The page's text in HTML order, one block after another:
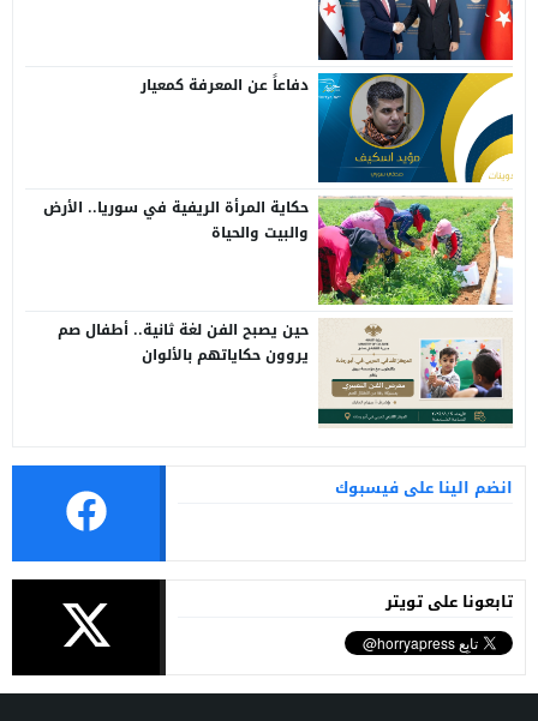
دفاعاً عن المعرفة كمعيار
حكاية المرأة الريفية في سوريا.. الأرض
والبيت والحياة
حين يصبح الفن لغة ثانية.. أطفال صم
يروون حكاياتهم بالألوان
انضم الينا على فيسبوك
تابعونا على تويتر